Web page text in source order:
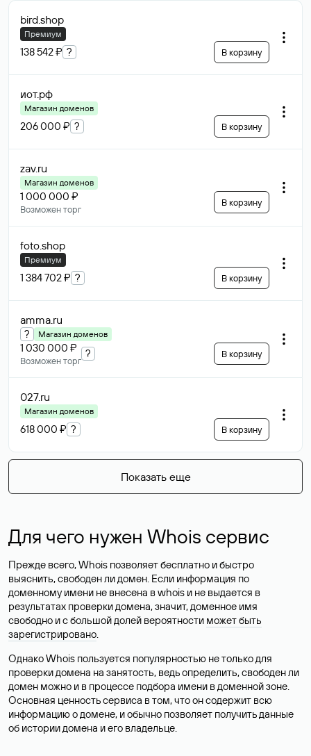
bird.shop
Премиум
138 542 ₽ ? В корзину
иот.рф
Магазин доменов
206 000 ₽ ? В корзину
zav.ru
Магазин доменов
1 000 000 ₽
Возможен торг
В корзину
foto.shop
Премиум
1 384 702 ₽ ? В корзину
amma.ru
? Магазин доменов
1 030 000 ₽
Возможен торг
? В корзину
027.ru
Магазин доменов
618 000 ₽ ? В корзину
Показать еще
Для чего нужен Whois сервис
Прежде всего, Whois позволяет бесплатно и быстро
выяснить, свободен ли домен. Если информация по
доменному имени не внесена в whois и не выдается в
результатах проверки домена, значит, доменное имя
свободно и с большой долей вероятности может быть
зарегистрировано.
Однако Whois пользуется популярностью не только для
проверки домена на занятость, ведь определить, свободен ли
домен можно и в процессе подбора имени в доменной зоне.
Основная ценность сервиса в том, что он содержит всю
информацию о домене, и обычно позволяет получить данные
об истории домена и его владельце.